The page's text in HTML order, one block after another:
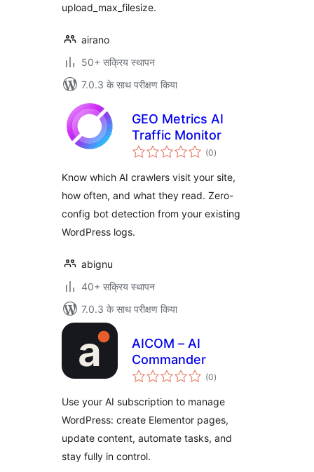
upload_max_filesize.
airano
50+ सक्रिय स्थापन
7.0.3 के साथ परीक्षण किया
GEO Metrics AI
Traffic Monitor
(0कुल
दर)
Know which AI crawlers visit your site,
how often, and what they read. Zero-
config bot detection from your existing
WordPress logs.
abignu
40+ सक्रिय स्थापन
7.0.3 के साथ परीक्षण किया
AICOM – AI
Commander
(0कुल
दर)
Use your AI subscription to manage
WordPress: create Elementor pages,
update content, automate tasks, and
stay fully in control.